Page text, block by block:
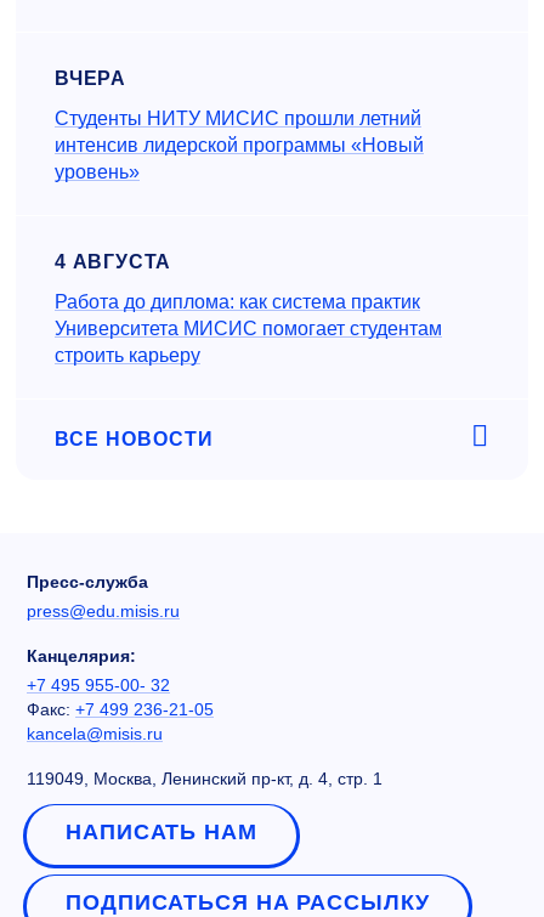
ВЧЕРА
Студенты НИТУ МИСИС прошли летний
интенсив лидерской программы «Новый
уровень»
4 АВГУСТА
Работа до диплома: как система практик
Университета МИСИС помогает студентам
строить карьеру
ВСЕ НОВОСТИ
Пресс-служба
press@edu.misis.ru
Канцелярия:
+7 495 955-00- 32
Факс: +7 499 236-21-05
kancela@misis.ru
119049, Москва, Ленинский пр-кт, д. 4, стр. 1
НАПИСАТЬ НАМ
ПОДПИСАТЬСЯ НА РАССЫЛКУ